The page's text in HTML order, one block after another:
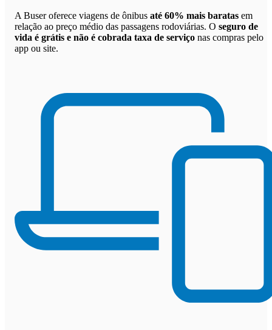
A Buser oferece viagens de ônibus até 60% mais baratas em
relação ao preço médio das passagens rodoviárias. O seguro de
vida é grátis e não é cobrada taxa de serviço nas compras pelo
app ou site.